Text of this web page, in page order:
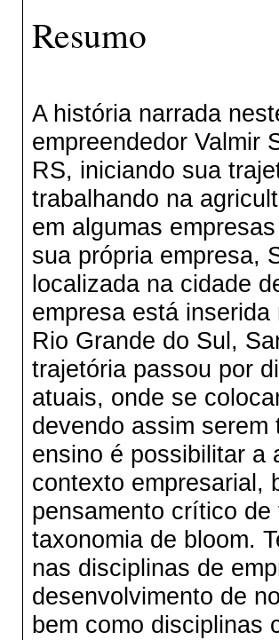
Resumo
A história narrada
empreendedor Valmir
RS, iniciando sua
trabalhando na
em algumas
sua própria empresa,
localizada na cidade
empresa está
Rio Grande do Sul,
trajetória passou por
atuais, onde se
devendo assim
ensino é possibilitar a
contexto empresarial,
pensamento crítico
taxonomia de bloom.
nas disciplinas de
desenvolvimento de
bem como disciplinas